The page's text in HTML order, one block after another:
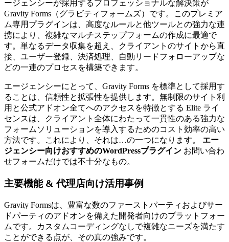
ージェンシーが採用するプロフェッショナルな解決策が
Gravity Forms（グラビティフォームズ）です。このプレミア
ム専用プラグインは、高度なルールと他ツールとの強力な連
携により、複雑なマルチステップフォームの作成に最適で
す。単なるデータ収集を超え、クライアントのサイトから直
接、ユーザー登録、決済処理、自動リードフォローアップな
どの一連のプロセスを構築できます。
エージェンシーにとって、Gravity Forms を標準として採用す
ることは、信頼性と拡張性を提供します。無制限のサイト利
用と公式アドオン全てへのアクセスを特徴とする Elite ライ
センスは、クライアント全体にわたって一貫性のある強力な
フォームソリューションを導入するためのコスト効率の高い
方法です。これにより、それは…の一つになります。 エー
ジェンシー向けおすすめのWordPressプラグイン お問い合わ
せフォームだけでは不十分なもの。
主要機能 & 代理店向け活用事例
Gravity Formsは、豊富な数のファーストパーティおよびサー
ドパーティのアドオンを備えた開発者向けのプラットフォー
ムです。カスタムコーディングなしで複雑なニーズを満たす
ことができる点が、その真の強みです。